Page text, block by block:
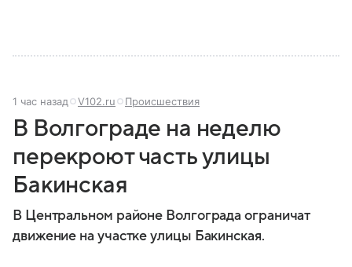
1 час назад V102.ru Происшествия
В Волгограде на неделю
перекроют часть улицы
Бакинская
В Центральном районе Волгограда ограничат
движение на участке улицы Бакинская.